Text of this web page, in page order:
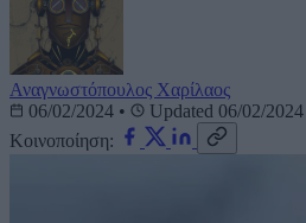
Αναγνωστόπουλος Χαρίλαος
06/02/2024 •
Updated 06/02/2024
Κοινοποίηση: